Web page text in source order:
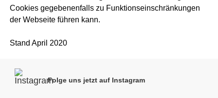
Cookies gegebenenfalls zu Funktionseinschränkungen
der Webseite führen kann.
Stand April 2020
Folge uns jetzt auf Instagram